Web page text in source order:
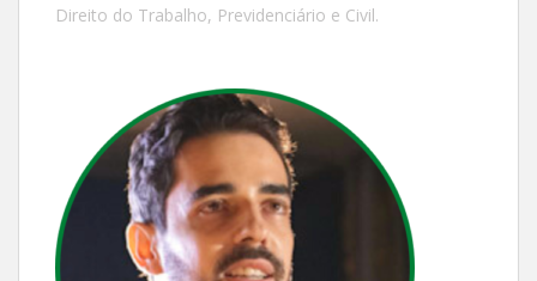
Direito do Trabalho, Previdenciário e Civil.